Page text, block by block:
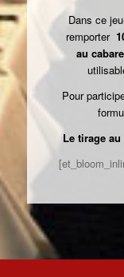
Dans ce
remporter
au
Pour
Le tirage